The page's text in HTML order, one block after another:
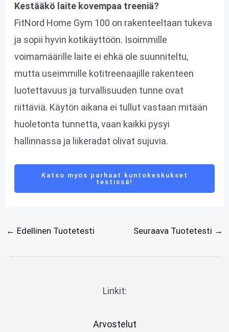
Kestääkö laite kovempaa treeniä?
FitNord Home Gym 100 on rakenteeltaan tukeva
ja sopii hyvin kotikäyttöön. Isoimmille
voimamäärille laite ei ehkä ole suunniteltu,
mutta useimmille kotitreenaajille rakenteen
luotettavuus ja turvallisuuden tunne ovat
riittäviä. Käytön aikana ei tullut vastaan mitään
huoletonta tunnetta, vaan kaikki pysyi
hallinnassa ja liikeradat olivat sujuvia.
Katso myös parhaat kuntokeskukset
testissä!
← Edellinen Tuotetesti Seuraava Tuotetesti →
Linkit:
Arvostelut